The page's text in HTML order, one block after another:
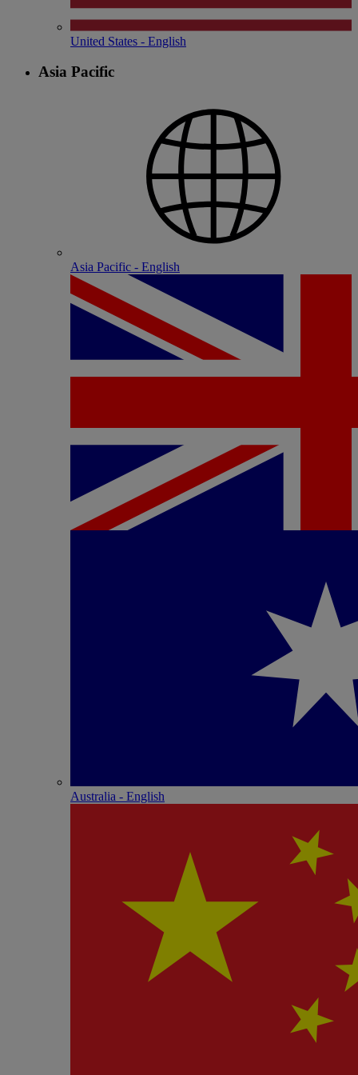
United States - English
Asia Pacific
Asia Pacific - English
Australia - English